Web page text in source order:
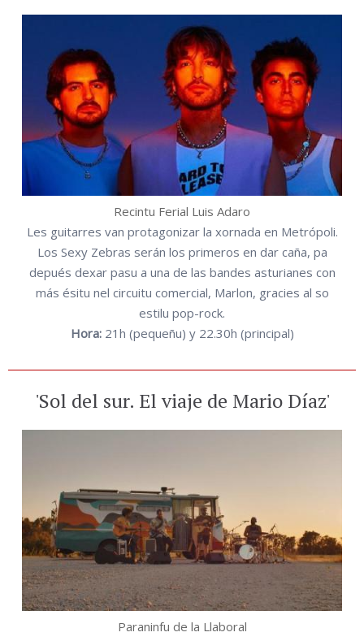
Recintu Ferial Luis Adaro
Les guitarres van protagonizar la xornada en Metrópoli.
Los Sexy Zebras serán los primeros en dar caña, pa
depués dexar pasu a una de las bandes asturianes con
más ésitu nel circuitu comercial, Marlon, gracies al so
estilu pop-rock.
Hora:21h (pequeñu) y 22.30h (principal)
'Sol del sur. El viaje de Mario Díaz'
Paraninfu de la Llaboral